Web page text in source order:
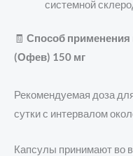
системной
🧾 Способ
(Офев) 150 мг
Рекомендуемая доза
сутки с интервалом
Капсулы принимают во